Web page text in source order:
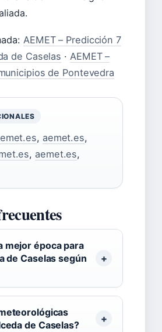
AEMET – Predicción 7
de Caselas · AEMET –
de Pontevedra
, aemet.es,
, aemet.es,
mejor época para
de Caselas según
de Caselas?